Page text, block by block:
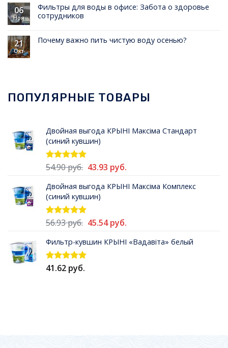
06
Ноя
Фильтры для воды в офисе: Забота о здоровье
сотрудников
21
Окт
Почему важно пить чистую воду осенью?
ПОПУЛЯРНЫЕ ТОВАРЫ
Двойная выгода КРЫНI Максiма Стандарт
(синий кувшин)
Оценка
из 5
54.90руб. Первоначальная
составляла
54.90 руб..
43.93 руб.Текущая
43.93 руб..
Двойная выгода КРЫНI Максiма Комплекс
(синий кувшин)
Оценка
из 5
56.93руб. Первоначальная
составляла
45.54руб.Текущая
45.54 руб..
Фильтр-кувшин КРЫНI «Вадавiта» белый
Оценка
из 5
41.62 руб.